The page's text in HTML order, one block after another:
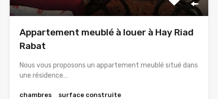
Appartement meublé à louer à Hay Riad
Rabat
Nous vous proposons un appartement meublé situé dans
une résidence…
chambres
surface construite